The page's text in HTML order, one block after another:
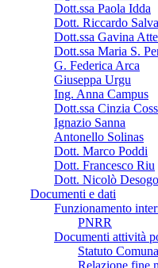
Dott.ssa Paola Idda
Dott. Riccardo
Dott.ssa Gavina
Dott.ssa Maria S.
G. Federica Arca
Giuseppa Urgu
Ing. Anna Campus
Dott.ssa Cinzia
Ignazio Sanna
Antonello Solinas
Dott. Marco Poddi
Dott. Francesco Riu
Dott. Nicolò
Documenti e dati
Funzionamento
PNRR
Documenti attività
Statuto
Relazione fine